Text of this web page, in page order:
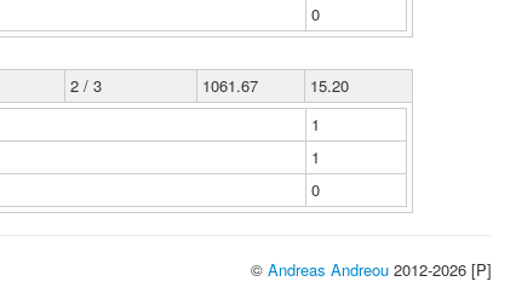
0
2 / 3 1061.67
15.20
1
1
0
© Andreas Andreou 2012-2026 [P]